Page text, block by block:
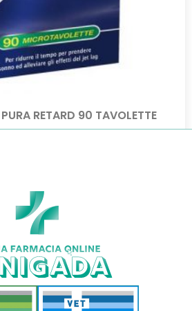
RETARD 90 TAVOLETTE